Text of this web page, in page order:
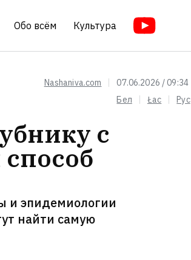
Обо всём Культура
Nashaniva.com
07.06.2026 / 09:34
Бел
Łac Рус
с
и эпидемиологии
найти самую